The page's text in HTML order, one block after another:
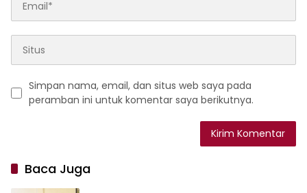
Simpan nama, email, dan situs web saya pada
peramban ini untuk komentar saya berikutnya.
Baca Juga